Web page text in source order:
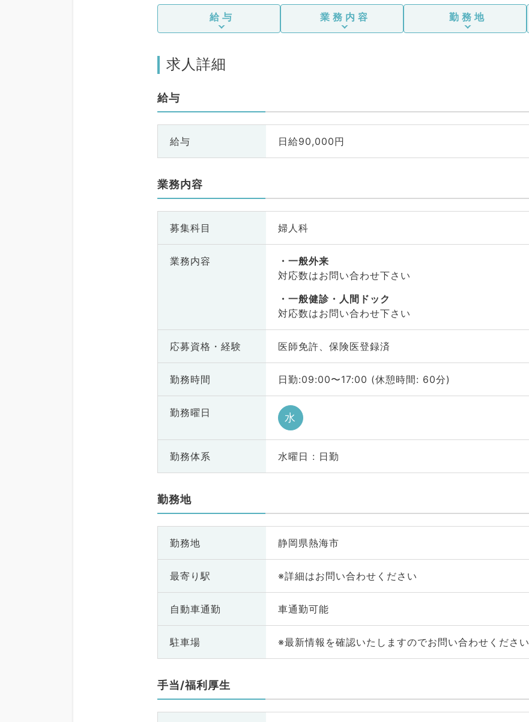
給与 業務内容 勤務地
求人詳細
給与
給与 日給90,000円
業務内容
募集科目 婦人科
業務内容
一般外来
対応数はお問い合わせ下さい
一般健診・人間ドック
対応数はお問い合わせ下さい
応募資格・ 経験 医師免許、保険医登録済
勤務時間 日勤:09:00〜17:00 (休憩時間: 60分)
勤務曜日 水
勤務体系 水曜日 : 日勤
勤務地
勤務地 静岡県熱海市
最寄り駅 ※詳細はお問い合わせください
自動車通勤 車通勤可能
駐車場 ※最新情報を確認いたしますのでお問い合わせください
手当/福利厚生